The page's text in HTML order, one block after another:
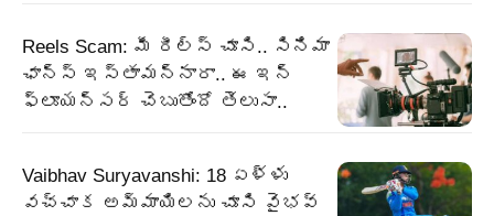
Reels Scam: మీ రీల్స్ చూసి.. సినిమా
ఛాన్స్ ఇస్తామన్నారా.. ఈ ఇన్
ఫ్లూయన్సర్ చెబుతోందో తెలుసా..
Vaibhav Suryavanshi: 18 ఏళ్ళు
వచ్చాక అమ్మాయిలను చూసి వైభవ్